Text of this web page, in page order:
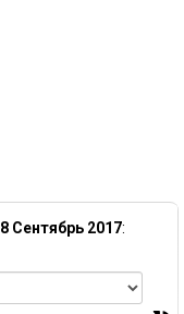
8 Сентябрь 2017: